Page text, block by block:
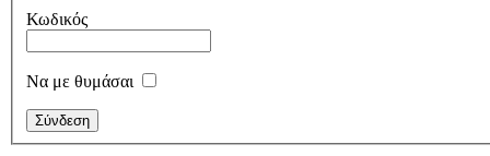
Κωδικός
Να με θυμάσαι